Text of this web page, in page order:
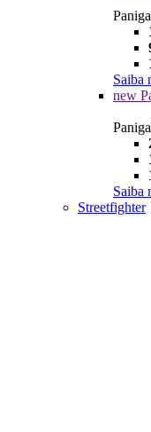
Saiba
new
Saiba
Streetfighter